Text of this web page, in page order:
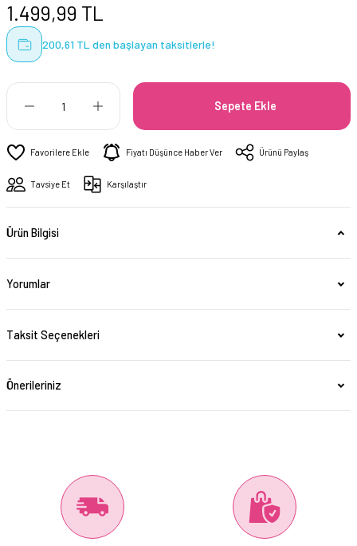
1.499,99 TL
200,61 TL den başlayan taksitlerle!
Sepete Ekle
Fiyatı Düşünce Haber Ver Ürünü Paylaş
Tavsiye Et Karşılaştır
Ürün Bilgisi
Yorumlar
Taksit Seçenekleri
Önerileriniz